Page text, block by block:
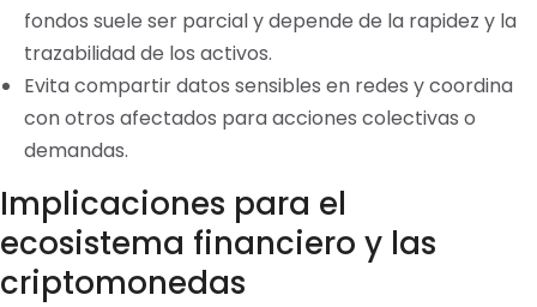
fondos suele ser parcial y depende de la rapidez y la
trazabilidad de los activos.
Evita compartir datos sensibles en redes y coordina
con otros afectados para acciones colectivas o
demandas.
Implicaciones para el
ecosistema financiero y las
criptomonedas